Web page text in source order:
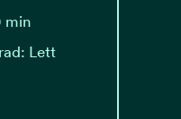
min
Lett